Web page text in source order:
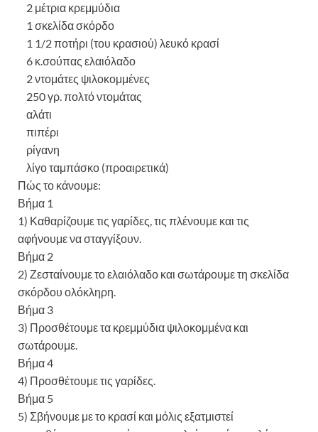
2 μέτρια κρεμμύδια
1 σκελίδα σκόρδο
1 1/2 ποτήρι (του κρασιού) λευκό κρασί
6 κ.σούπας ελαιόλαδο
2 ντομάτες ψιλοκομμένες
250 γρ. πολτό ντομάτας
αλάτι
πιπέρι
ρίγανη
λίγο ταμπάσκο (προαιρετικά)
Πώς το κάνουμε:
Βήμα 1
1) Καθαρίζουμε τις γαρίδες, τις πλένουμε και τις
αφήνουμε να σταγγίξουν.
Βήμα 2
2) Ζεσταίνουμε το ελαιόλαδο και σωτάρουμε τη σκελίδα
σκόρδου ολόκληρη.
Βήμα 3
3) Προσθέτουμε τα κρεμμύδια ψιλοκομμένα και
σωτάρουμε.
Βήμα 4
4) Προσθέτουμε τις γαρίδες.
Βήμα 5
5) Σβήνουμε με το κρασί και μόλις εξατμιστεί